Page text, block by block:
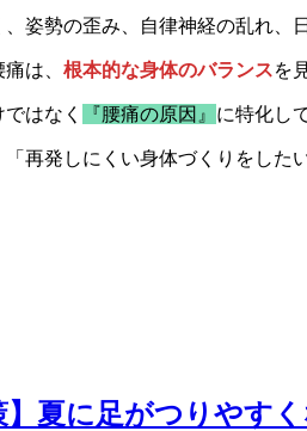
姿勢の歪み、自律神経の乱れ、
は、 根本的な身体のバランスを
はなく 『腰痛の原因』 に特化し
「再発しにくい身体づくりをし
】夏に足がつりやす